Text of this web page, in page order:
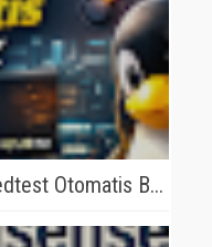
Otomatis B...